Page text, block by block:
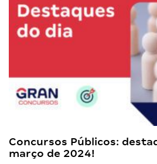
Concursos Públicos:
março de 2024!